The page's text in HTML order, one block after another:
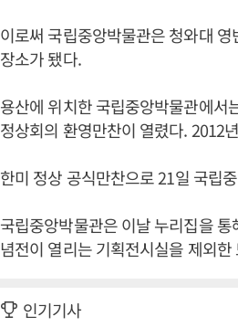
이로써 국립중앙박물관은 청와대
장소가 됐다.
용산에 위치한 국립중앙박물관에서
정상회의 환영만찬이 열렸다. 2012
한미 정상 공식만찬으로 21일 국립
국립중앙박물관은 이날 누리집을
념전이 열리는 기획전시실을 제외
인기기사